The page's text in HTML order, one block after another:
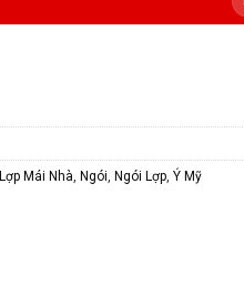
Lợp Mái Nhà, Ngói, Ngói Lợp, Ý Mỹ